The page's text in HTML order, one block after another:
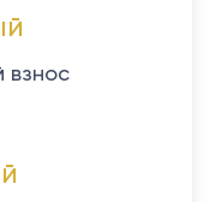
взнос